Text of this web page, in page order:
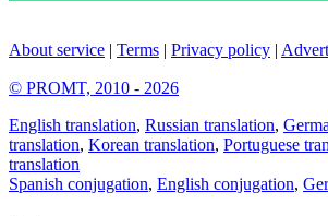
About service | Terms | Privacy policy |
© PROMT, 2010 - 2026
English translation, Russian translation,
translation, Korean translation, Portuguese
translation
Spanish conjugation, English conjugation,